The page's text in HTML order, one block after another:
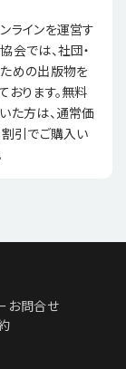
ラインを運営す
会では、社団・
めの出版物を
おります。無料
た方は、通常価
引でご購入い
お問合せ